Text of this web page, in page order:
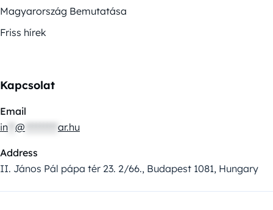
Magyarország Bemutatása
Friss hírek
Kapcsolat
Email
in @ ar.hu
Address
II. János Pál pápa tér 23. 2/66., Budapest 1081, Hungary